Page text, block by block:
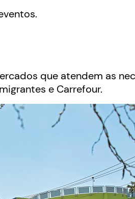
que atendem as
e Carrefour.